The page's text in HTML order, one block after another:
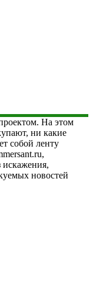
На этом
ни какие
собой ленту
искажения,
новостей